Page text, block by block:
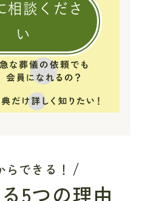
相談くださ
い
できる！
5つの理由